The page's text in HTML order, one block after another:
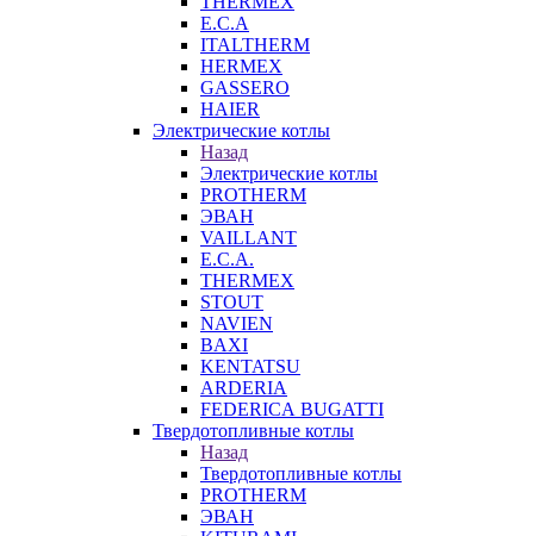
E.C.A
ITALTHERM
HERMEX
GASSERO
HAIER
Электрические котлы
Назад
Электрические котлы
PROTHERM
ЭВАН
VAILLANT
E.C.A.
THERMEX
STOUT
NAVIEN
BAXI
KENTATSU
ARDERIA
FEDERICА BUGATTI
Твердотопливные котлы
Назад
Твердотопливные котлы
PROTHERM
ЭВАН